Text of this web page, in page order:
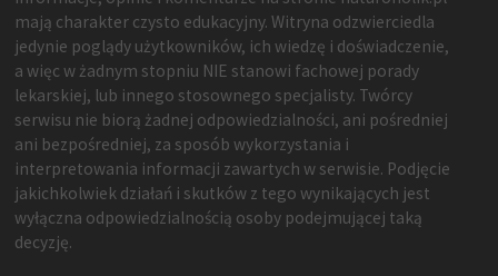
mają charakter czysto edukacyjny. Witryna odzwierciedla
jedynie poglądy użytkowników, ich wiedzę i doświadczenie,
a więc w żadnym stopniu NIE stanowi fachowej porady
lekarskiej, lub innego stosownego specjalisty. Twórcy
serwisu nie biorą żadnej odpowiedzialności, ani pośredniej
ani bezpośredniej, za sposób wykorzystania i
interpretowania informacji zawartych w serwisie. Podjęcie
jakichkolwiek działań i skutków z tego wynikających jest
wyłączna odpowiedzialnością osoby podejmującej taką
decyzję.